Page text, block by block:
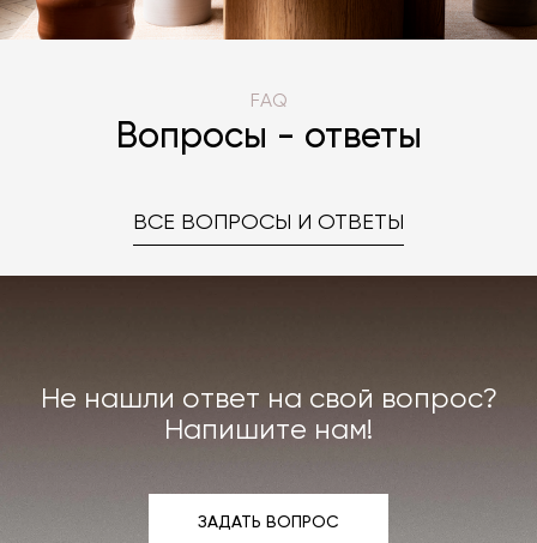
FAQ
Вопросы - ответы
ВСЕ ВОПРОСЫ И ОТВЕТЫ
Не нашли ответ на свой вопрос?
Напишите нам!
ЗАДАТЬ ВОПРОС